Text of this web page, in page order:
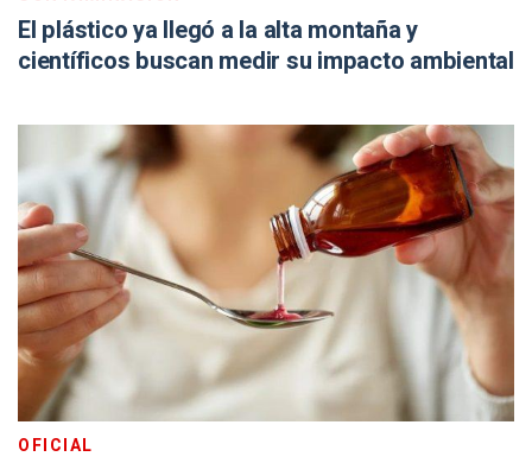
El plástico ya llegó a la alta montaña y
científicos buscan medir su impacto ambiental
OFICIAL